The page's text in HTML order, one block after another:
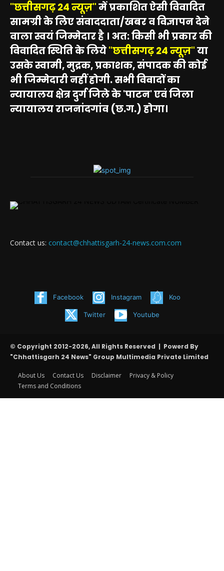
"छत्तीसगढ़ 24 न्यूज़"में प्रकाशित ऐसी विवादित
सामग्री के लिए संवाददाता/खबर व विज्ञापन देने
वाला स्वयं जिम्मेदार है । अत: किसी भी प्रकार की
विवादित स्थिति के लिये"छत्तीसगढ़ 24 न्यूज़"या
उसके स्वामी, मुद्रक, प्रकाशक, संपादक की कोई
भी जिम्मेदारी नहीं होगी. सभी विवादों का
न्यायालय क्षेत्र दुर्ग जिले के 'पाटन' एवं जिला
न्यायालय राजनांदगांव (छ.ग.) होगा।
Contact us: contact@chhattisgarh-24-news.com.com
Facebook Instagram Koo
Twitter Youtube
© Copyright 2012-2026, All Rights Reserved | Powerd By
"Chhattisgarh 24 News" Group Multimedia Private Limited
About Us Contact Us Disclaimer
Privacy & Policy
Terms and Conditions